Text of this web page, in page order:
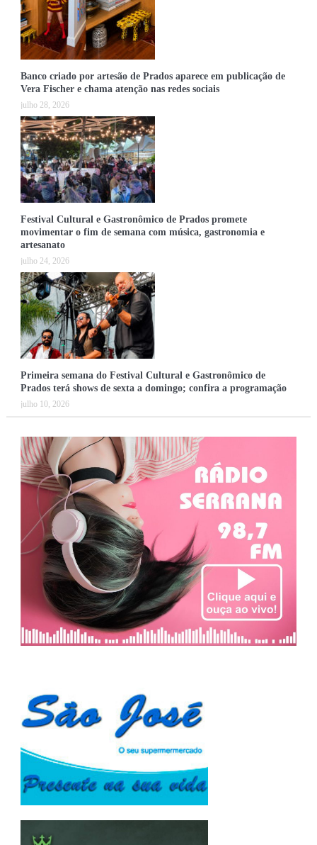
Banco criado por artesão de Prados aparece em publicação de
Vera Fischer e chama atenção nas redes sociais
julho 28, 2026
Festival Cultural e Gastronômico de Prados promete
movimentar o fim de semana com música, gastronomia e
artesanato
julho 24, 2026
Primeira semana do Festival Cultural e Gastronômico de
Prados terá shows de sexta a domingo; confira a programação
julho 10, 2026